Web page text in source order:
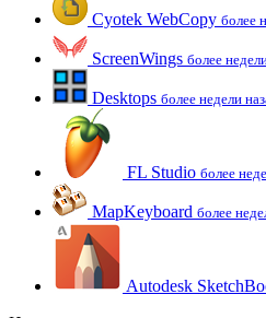
Cyotek WebCopy более
ScreenWings более
Desktops более недели
FL Studio более
MapKeyboard более
Autodesk